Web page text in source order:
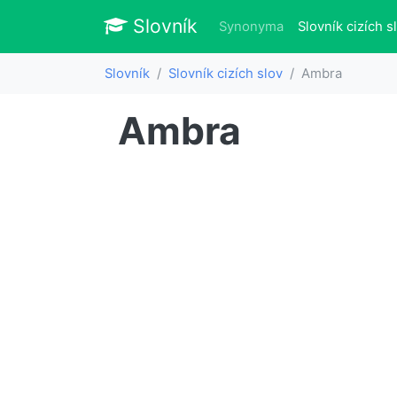
Slovník Slovník
Synonyma Slovník cizích
Slovník Slovník cizích slov Ambra
Ambra